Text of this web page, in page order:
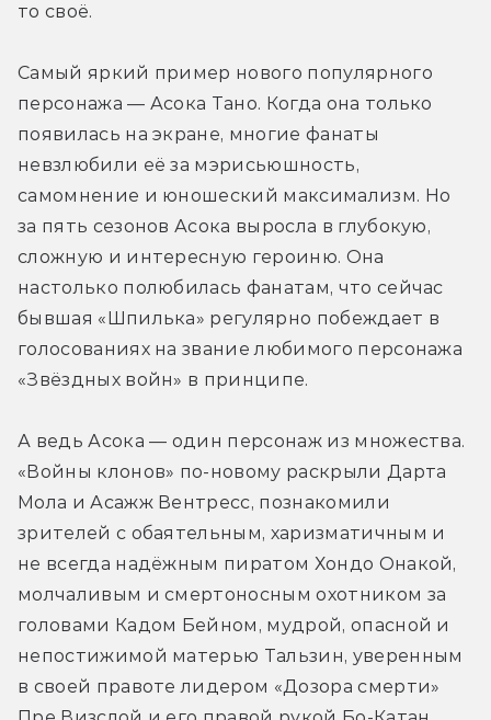
то своё.
Самый яркий пример нового популярного
персонажа — Асока Тано. Когда она только
появилась на экране, многие фанаты
невзлюбили её за мэрисьюшность,
самомнение и юношеский максимализм. Но
за пять сезонов Асока выросла в глубокую,
сложную и интересную героиню. Она
настолько полюбилась фанатам, что сейчас
бывшая «Шпилька» регулярно побеждает в
голосованиях на звание любимого персонажа
«Звёздных войн» в принципе.
А ведь Асока — один персонаж из множества.
«Войны клонов» по-новому раскрыли Дарта
Мола и Асажж Вентресс, познакомили
зрителей с обаятельным, харизматичным и
не всегда надёжным пиратом Хондо Онакой,
молчаливым и смертоносным охотником за
головами Кадом Бейном, мудрой, опасной и
непостижимой матерью Тальзин, уверенным
в своей правоте лидером «Дозора смерти»